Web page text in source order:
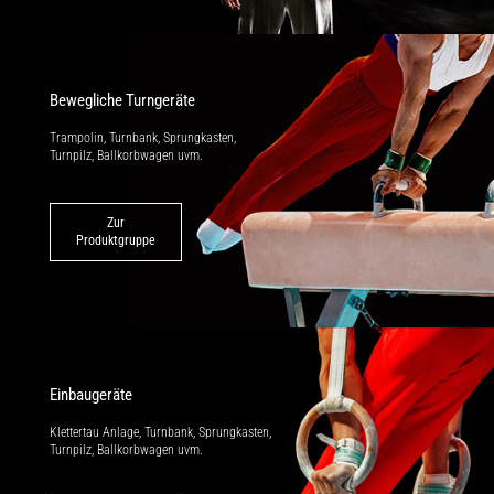
Bewegliche Turngeräte
Trampolin, Turnbank, Sprungkasten,
Turnpilz, Ballkorbwagen uvm.
Zur
Produktgruppe
Einbaugeräte
Klettertau Anlage, Turnbank, Sprung­kasten,
Turnpilz, Ballkorbwagen uvm.